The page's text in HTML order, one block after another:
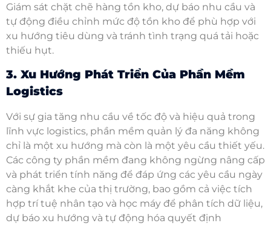
Giám sát chặt chẽ hàng tồn kho, dự báo nhu cầu và
tự động điều chỉnh mức độ tồn kho để phù hợp với
xu hướng tiêu dùng và tránh tình trạng quá tải hoặc
thiếu hụt.
3. Xu Hướng Phát Triển Của Phần Mềm
Logistics
Với sự gia tăng nhu cầu về tốc độ và hiệu quả trong
lĩnh vực logistics, phần mềm quản lý đa năng không
chỉ là một xu hướng mà còn là một yêu cầu thiết yếu.
Các công ty phần mềm đang không ngừng nâng cấp
và phát triển tính năng để đáp ứng các yêu cầu ngày
càng khắt khe của thị trường, bao gồm cả việc tích
hợp trí tuệ nhân tạo và học máy để phân tích dữ liệu,
dự báo xu hướng và tự động hóa quyết định​